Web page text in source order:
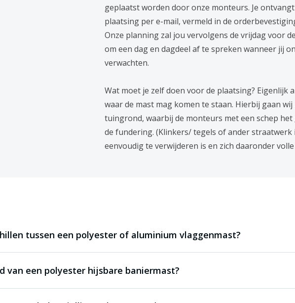
geplaatst worden door onze monteurs. Je
plaatsing per e-mail, vermeld in de
Onze planning zal jou vervolgens de vrijdag voor
om een dag en dagdeel af te spreken wanneer jij
verwachten.
Wat moet je zelf doen voor de plaatsing? Eigenlijk
waar de mast mag komen te staan. Hierbij gaan
tuingrond, waarbij de monteurs met een schep
de fundering. (Klinkers/ tegels of ander
eenvoudig te verwijderen is en zich daaronder
tussen een polyester of aluminium vlaggenmast?
van een polyester hijsbare baniermast?